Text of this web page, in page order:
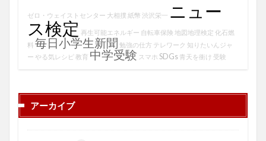
ゼロ・ウェイストセンター 大相撲 紙幣 渋沢栄一 ニュー
ス検定 再生可能エネルギー 自転車保険 地図地理検定 化石燃
料 毎日小学生新聞 勉強の仕方 テレワーク 知りたいんジャ
ー やる気レシピ 教育 中学受験 スマホ SDGs 青天を衝け 受験
アーカイブ